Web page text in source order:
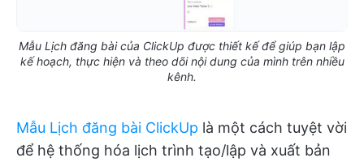
Mẫu Lịch đăng bài của ClickUp được thiết kế để giúp bạn lập
kế hoạch, thực hiện và theo dõi nội dung của mình trên nhiều
kênh.
Mẫu Lịch đăng bài ClickUp là một cách tuyệt vời
để hệ thống hóa lịch trình tạo/lập và xuất bản